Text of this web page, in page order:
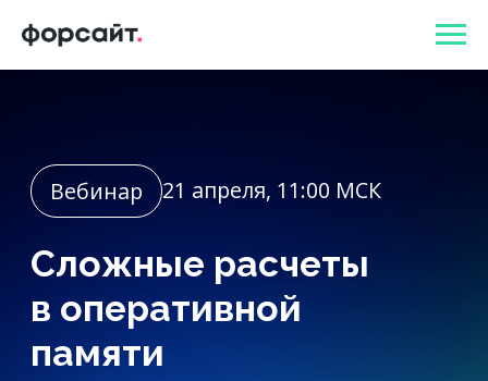
Сложные расчеты
в оперативной
памяти
Как мы используем современную
технологию хранения и анализа
построения высоконагруженных